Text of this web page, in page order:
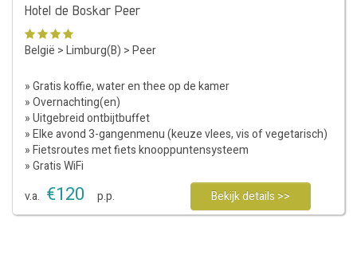
Hotel de Boskar Peer
België >Limburg(B) >Peer
» Gratis koffie, water en thee op de kamer
» Overnachting(en)
» Uitgebreid ontbijtbuffet
» Elke avond 3-gangenmenu (keuze vlees, vis of vegetarisch)
» Fietsroutes met fiets knooppuntensysteem
» Gratis WiFi
v.a. €120 p.p. Bekijk details >>